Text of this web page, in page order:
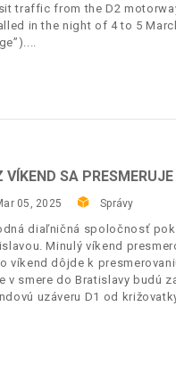
traffic from the D2
in the night of 4 to 5
VÍKEND SA
05, 2025 Správy
diaľničná spoločnosť
Minulý víkend
víkend dôjde k
v smere do Bratislavy budú
uzáveru D1 od